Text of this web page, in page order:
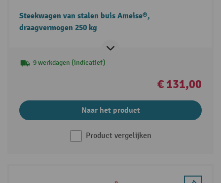
Steekwagen van stalen buis Ameise®,
draagvermogen 250 kg
9 werkdagen (indicatief)
€ 131,00
Naar het product
Product vergelijken